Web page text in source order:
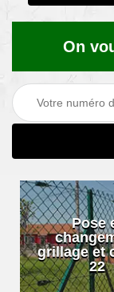
On
Pose
grillage et
22